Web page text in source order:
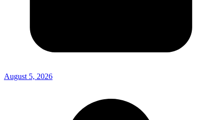
August 5, 2026